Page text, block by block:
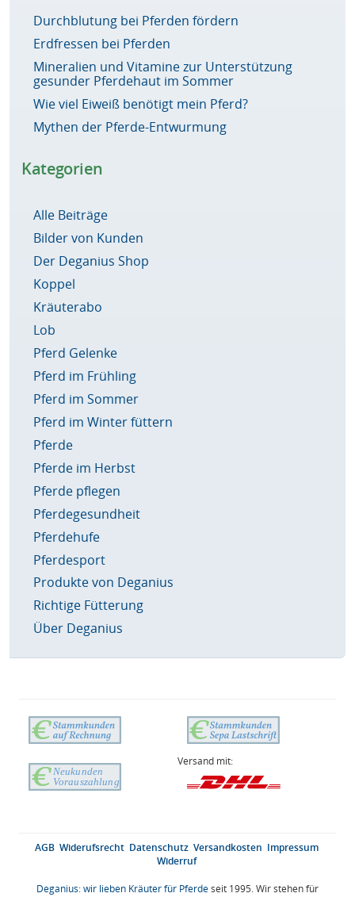
Durchblutung bei Pferden fördern
Erdfressen bei Pferden
Mineralien und Vitamine zur Unterstützung
gesunder Pferdehaut im Sommer
Wie viel Eiweiß benötigt mein Pferd?
Mythen der Pferde-Entwurmung
Kategorien
Alle Beiträge
Bilder von Kunden
Der Deganius Shop
Koppel
Kräuterabo
Lob
Pferd Gelenke
Pferd im Frühling
Pferd im Sommer
Pferd im Winter füttern
Pferde
Pferde im Herbst
Pferde pflegen
Pferdegesundheit
Pferdehufe
Pferdesport
Produkte von Deganius
Richtige Fütterung
Über Deganius
Versand mit:
AGB Widerufsrecht Datenschutz Versandkosten Impressum
Widerruf
Deganius: wir lieben Kräuter für Pferdeseit 1995. Wir stehen für